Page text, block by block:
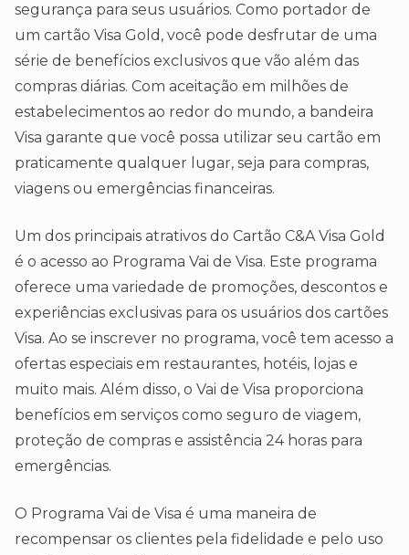
segurança para seus usuários. Como portador de
um cartão Visa Gold, você pode desfrutar de uma
série de benefícios exclusivos que vão além das
compras diárias. Com aceitação em milhões de
estabelecimentos ao redor do mundo, a bandeira
Visa garante que você possa utilizar seu cartão em
praticamente qualquer lugar, seja para compras,
viagens ou emergências financeiras.
Um dos principais atrativos do Cartão C&A Visa Gold
é o acesso ao Programa Vai de Visa. Este programa
oferece uma variedade de promoções, descontos e
experiências exclusivas para os usuários dos cartões
Visa. Ao se inscrever no programa, você tem acesso a
ofertas especiais em restaurantes, hotéis, lojas e
muito mais. Além disso, o Vai de Visa proporciona
benefícios em serviços como seguro de viagem,
proteção de compras e assistência 24 horas para
emergências.
O Programa Vai de Visa é uma maneira de
recompensar os clientes pela fidelidade e pelo uso